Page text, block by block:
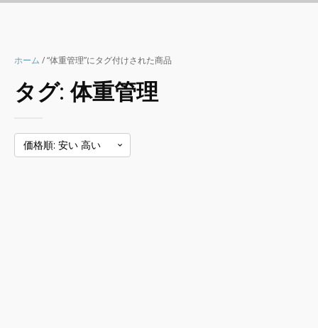
ホーム / “体重管理”にタグ付けされた商品
タグ:体重管理